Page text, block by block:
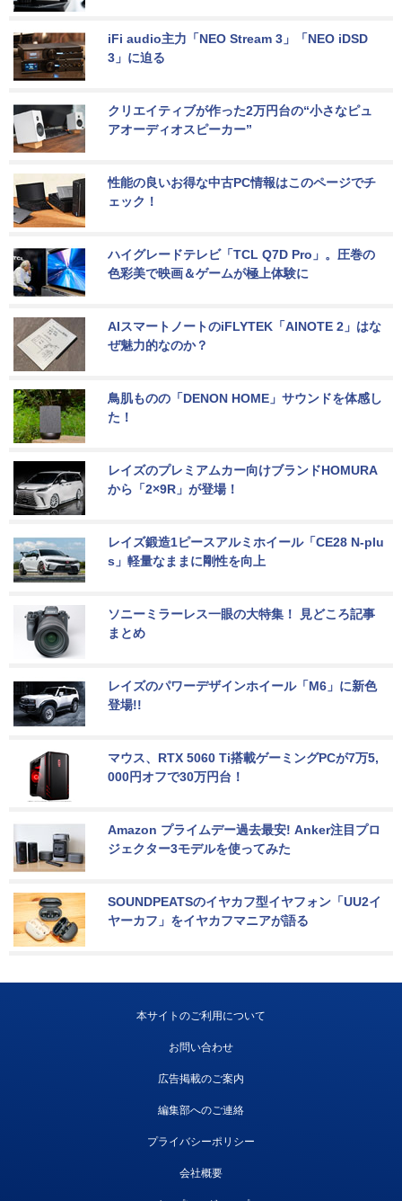
iFi audio主力「NEO Stream 3」「NEO iDSD
3」に迫る
クリエイティブが作った2万円台の“小さなピュ
アオーディオスピーカー”
性能の良いお得な中古PC情報はこのページでチ
ェック！
ハイグレードテレビ「TCL Q7D Pro」。圧巻の
色彩美で映画＆ゲームが極上体験に
AIスマートノートのiFLYTEK「AINOTE 2」はな
ぜ魅力的なのか？
鳥肌ものの「DENON HOME」サウンドを体感し
た！
レイズのプレミアムカー向けブランドHOMURA
から「2×9R」が登場！
レイズ鍛造1ピースアルミホイール「CE28 N-plu
s」軽量なままに剛性を向上
ソニーミラーレス一眼の大特集！ 見どころ記事
まとめ
レイズのパワーデザインホイール「M6」に新色
登場!!
マウス、RTX 5060 Ti搭載ゲーミングPCが7万5,
000円オフで30万円台！
Amazon プライムデー過去最安! Anker注目プロ
ジェクター3モデルを使ってみた
SOUNDPEATSのイヤカフ型イヤフォン「UU2イ
ヤーカフ」をイヤカフマニアが語る
本サイトのご利用について
お問い合わせ
広告掲載のご案内
編集部へのご連絡
プライバシーポリシー
会社概要